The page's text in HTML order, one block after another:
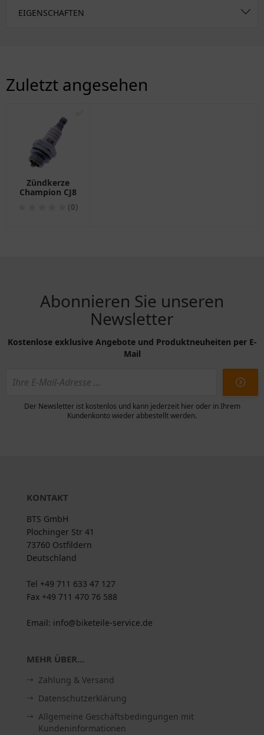
EIGENSCHAFTEN
Zuletzt angesehen
✅
Zündkerze
Champion CJ8
(0)
Abonnieren Sie unseren
Newsletter
Kostenlose exklusive Angebote und Produktneuheiten per E-
Mail
Der Newsletter ist kostenlos und kann jederzeit hier oder in Ihrem
Kundenkonto wieder abbestellt werden.
KONTAKT
BTS GmbH
Plochinger Str 41
73760 Ostfildern
Deutschland
Tel +49 711 633 47 127
Fax +49 711 470 76 588
Email: info@biketeile-service.de
MEHR ÜBER...
Zahlung & Versand
Datenschutzerklärung
Allgemeine Geschäftsbedingungen mit
Kundeninformationen